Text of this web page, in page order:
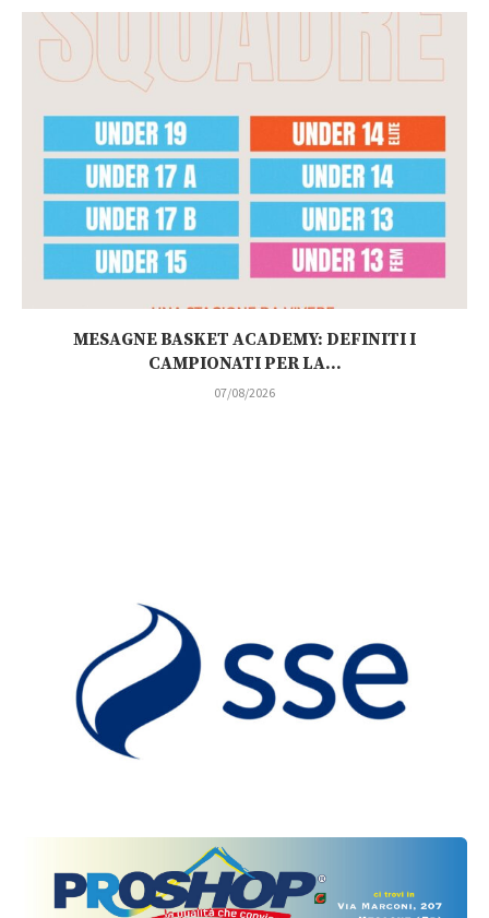
MESAGNE BASKET ACADEMY: DEFINITI I
CAMPIONATI PER LA...
07/08/2026